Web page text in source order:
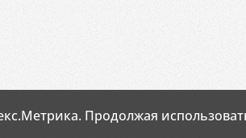
Продолжая